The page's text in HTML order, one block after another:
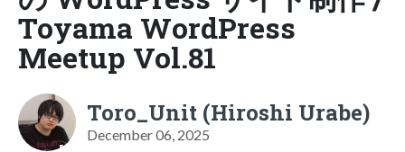
Toyama WordPress
Meetup Vol.81
Toro_Unit (Hiroshi Urabe)
December 06, 2025